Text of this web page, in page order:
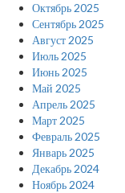
Октябрь 2025
Сентябрь 2025
Август 2025
Июль 2025
Июнь 2025
Май 2025
Апрель 2025
Март 2025
Февраль 2025
Январь 2025
Декабрь 2024
Ноябрь 2024